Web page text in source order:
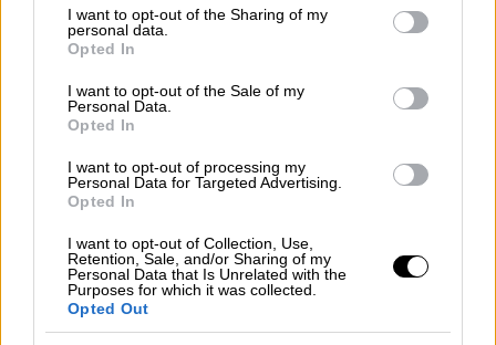
not limited to your visit or usage behaviour. You may click to
grant or deny consent to Google and its third-party tags to
use your data for below specified purposes in below Google
consent section.
I want to opt-out of the Sharing of my
personal data.
Opted In
I want to opt-out of the Sale of my
Personal Data.
Opted In
I want to opt-out of processing my
Personal Data for Targeted Advertising.
Opted In
I want to opt-out of Collection, Use,
Retention, Sale, and/or Sharing of my
Personal Data that Is Unrelated with the
Purposes for which it was collected.
Opted Out
σεζόν. Σας ευχαριστώ όλους που συνεχίζετε
να με εμπιστεύεστε και να με στηρίζετε, τον
Τσίκι, τους παίκτες και φυσικά τους
φιλάθλους... Όλους όσοι συνδέονται με την
Μάντσεστερ Σίτι» ανέφερε ο Γκουαρδιόλα.
The journey continues 🩵
pic.twitter.com/8aluupvQw9
— Manchester City (@ManCity)
November 21, 2024